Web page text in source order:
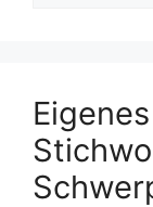
Eigenes